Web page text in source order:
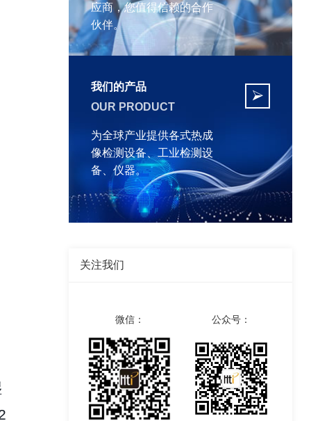
应商，您值得信赖的合作
伙伴。
我们的产品
OUR PRODUCT
为全球产业提供各式热成
像检测设备、工业检测设
备、仪器。

关注我们
微信： 公众号：